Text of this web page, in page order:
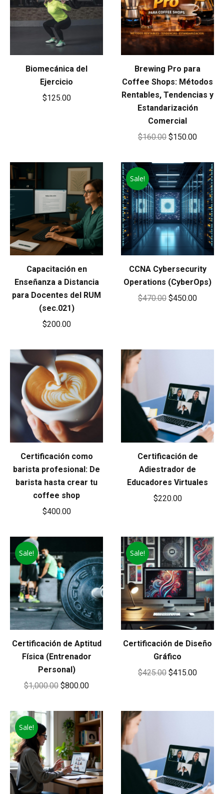
Biomecánica del
Ejercicio
$125.00
Brewing Pro para
Coffee Shops: Métodos
Rentables, Tendencias y
Estandarización
Comercial
$160.00 Original
was:
$160.00.
$150.00Current
is:
Capacitación en
Enseñanza a Distancia
para Docentes del RUM
(sec.021)
$200.00
Sale!
CCNA Cybersecurity
Operations (CyberOps)
$470.00 Original
$450.00Current
Certificación como
barista profesional: De
barista hasta crear tu
coffee shop
$400.00
Certificación de
Adiestrador de
Educadores Virtuales
$220.00
Sale!
Certificación de Aptitud
Física (Entrenador
Personal)
$1,000.00 Original
was:
$1,000.00.
$800.00Current
is:
$800.00.
Sale!
Certificación de Diseño
Gráfico
$425.00 Original
$425.00.
$415.00Current
Sale!